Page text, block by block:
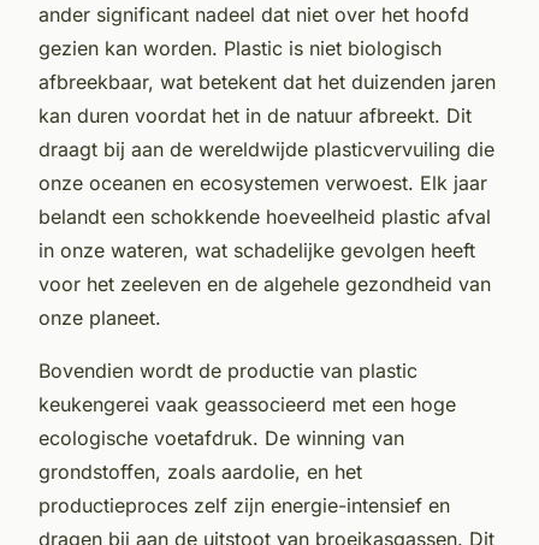
ander significant nadeel dat niet over het hoofd
gezien kan worden. Plastic is niet biologisch
afbreekbaar, wat betekent dat het duizenden jaren
kan duren voordat het in de natuur afbreekt. Dit
draagt bij aan de wereldwijde plasticvervuiling die
onze oceanen en ecosystemen verwoest. Elk jaar
belandt een schokkende hoeveelheid plastic afval
in onze wateren, wat schadelijke gevolgen heeft
voor het zeeleven en de algehele gezondheid van
onze planeet.
Bovendien wordt de productie van plastic
keukengerei vaak geassocieerd met een hoge
ecologische voetafdruk. De winning van
grondstoffen, zoals aardolie, en het
productieproces zelf zijn energie-intensief en
dragen bij aan de uitstoot van broeikasgassen. Dit